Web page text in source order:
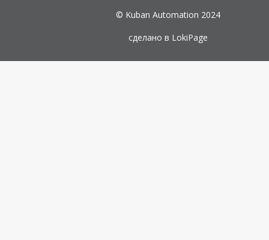
© Kuban Automation 2024
сделано в LokiPage